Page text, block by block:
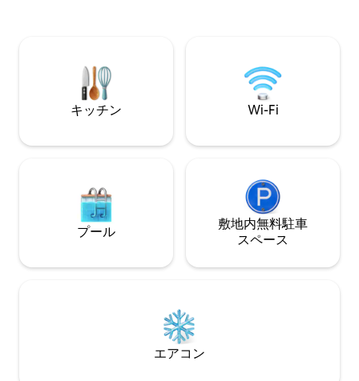
に融合しています。
キッチン Wi-Fi
プール
敷地内無料駐⁠車
ス⁠ペ⁠ー⁠ス
エアコン